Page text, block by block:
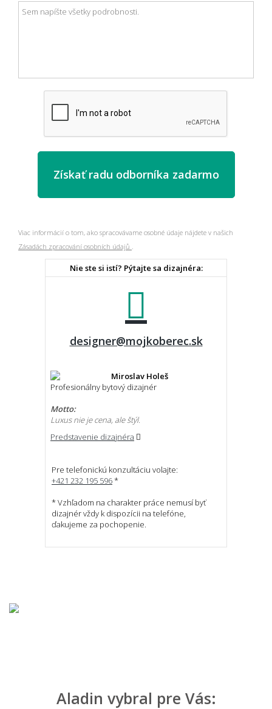
Viac informácií o tom, ako spracovávame osobné údaje nájdete v našich
Zásadách zpracování osobních údajů
Nie ste si istí? Pýtajte sa dizajnéra:
designer@mojkoberec.sk
Miroslav Holeš
Profesionálny bytový dizajnér
Motto:
Luxus nie je cena, ale štýl.
Predstavenie dizajnéra
Pre telefonickú konzultáciu volajte:
+421 232 195 596*
* Vzhľadom na charakter práce nemusí byť
dizajnér vždy k dispozícii na telefóne,
ďakujeme za pochopenie.
Aladin vybral pre Vás: